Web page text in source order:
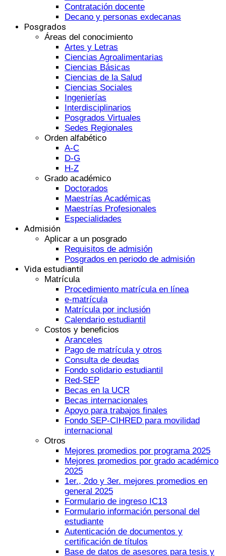
Contratación docente
Decano y personas exdecanas
Posgrados
Áreas del conocimiento
Artes y Letras
Ciencias Agroalimentarias
Ciencias Básicas
Ciencias de la Salud
Ciencias Sociales
Ingenierías
Interdisciplinarios
Posgrados Virtuales
Sedes Regionales
Orden alfabético
A-C
D-G
H-Z
Grado académico
Doctorados
Maestrías Académicas
Maestrías Profesionales
Especialidades
Admisión
Aplicar a un posgrado
Requisitos de admisión
Posgrados en periodo de admisión
Vida estudiantil
Matrícula
Procedimiento matrícula en línea
e-matrícula
Matrícula por inclusión
Calendario estudiantil
Costos y beneficios
Aranceles
Pago de matrícula y otros
Consulta de deudas
Fondo solidario estudiantil
Red-SEP
Becas en la UCR
Becas internacionales
Apoyo para trabajos finales
Fondo SEP-CIHRED para movilidad
internacional
Otros
Mejores promedios por programa 2025
Mejores promedios por grado académico
2025
1er., 2do y 3er. mejores promedios en
general 2025
Formulario de ingreso IC13
Formulario información personal del
estudiante
Autenticación de documentos y
certificación de títulos
Base de datos de asesores para tesis y